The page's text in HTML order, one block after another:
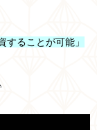
することが可能」